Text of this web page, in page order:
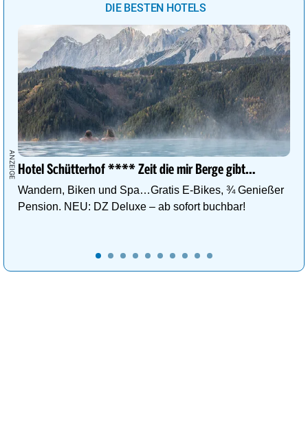
DIE BESTEN HOTELS
Hotel Schütterhof **** Zeit die mir Berge gibt…
Wandern, Biken und Spa…Gratis E-Bikes, ¾ Genießer
Pension. NEU: DZ Deluxe – ab sofort buchbar!